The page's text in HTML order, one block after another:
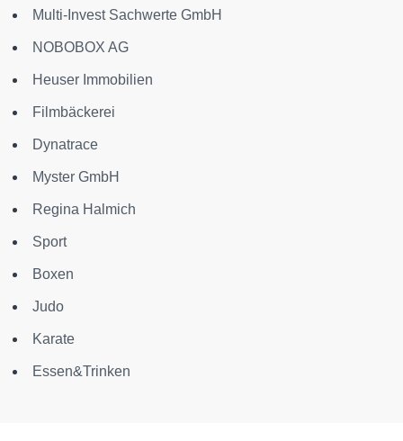
Multi-Invest Sachwerte GmbH
NOBOBOX AG
Heuser Immobilien
Filmbäckerei
Dynatrace
Myster GmbH
Regina Halmich
Sport
Boxen
Judo
Karate
Essen&Trinken